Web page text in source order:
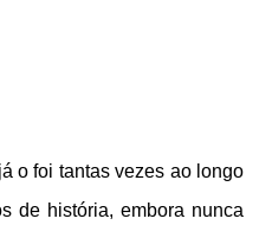
o foi tantas vezes ao longo
de história, embora nunca